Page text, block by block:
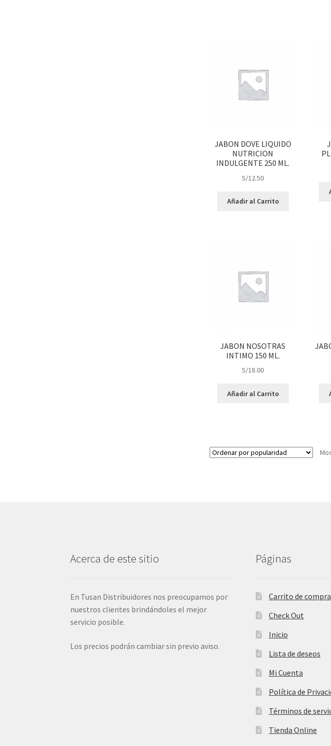
JABON DOVE LIQUIDO
NUTRICION
INDULGENTE 250 ML.
S/12.50
Añadir al Carrito
JABON NOSOTRAS
INTIMO 150 ML.
S/18.00
Añadir al Carrito
Acerca de este sitio
En Tusan Distribuidores nos preocupamos por
nuestros clientes brindándoles el mejor
servicio posible.
Los precios podrán cambiar sin previo aviso.
Páginas
Carrito de
Check Out
Inicio
Lista de deseos
Mi Cuenta
Política de
Términos de
Tienda Online